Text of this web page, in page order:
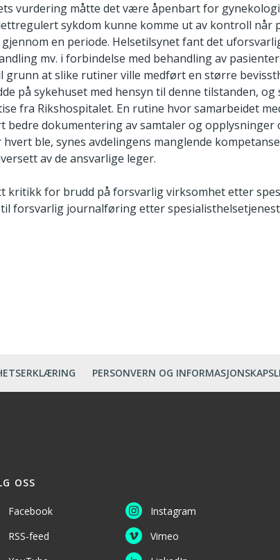
vurdering måtte det være åpenbart for
sykdom kunne komme ut av kontroll når
en periode. Helsetilsynet fant det
mv. i forbindelse med behandling av
grunn at slike rutiner ville medført en større
på sykehuset med hensyn til denne tilstanden,
fra Rikshospitalet. En rutine hvor samarbeidet
bedre dokumentering av samtaler og opplysninger
ble, synes avdelingens manglende
av de ansvarlige leger.
kritikk for brudd på forsvarlig virksomhet etter
forsvarlig journalføring etter
PERSONVERN OG
OSS
Facebook
RSS-feed
Instagram
Vimeo